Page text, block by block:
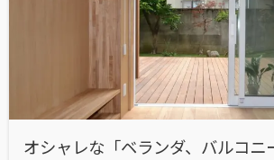
オシャレな「ベランダ、バルコニ